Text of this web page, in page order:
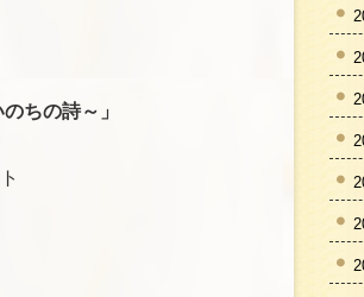
ちの詩～」